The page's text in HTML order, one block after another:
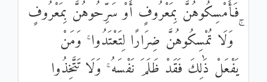
فَأَمْسِكُوهُنَّ بِمَعْرُوفٍ أَوْ سَرِّحُوهُنَّ بِمَعْرُوفٍ
ۚ وَلَا تُمْسِكُوهُنَّ ضِرَارًا لِتَعْتَدُوا ۚ وَمَنْ
يَفْعَلْ ذَٰلِكَ فَقَدْ ظَلَمَ نَفْسَهُ ۚ وَلَا تَتَّخِذُوا